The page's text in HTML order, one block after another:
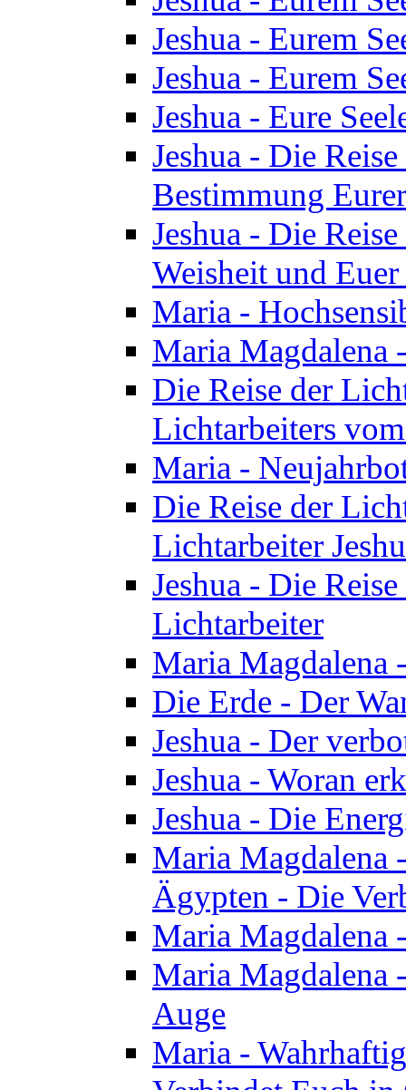
Jeshua - Eurem
Jeshua - Eurem
Jeshua - Eure
Jeshua - Die
Bestimmung
Jeshua - Die
Weisheit und
Maria -
Maria Magdalena
Die Reise der
Lichtarbeiters
Maria -
Die Reise der
Lichtarbeiter
Jeshua - Die
Lichtarbeiter
Maria Magdalena
Die Erde - Der
Jeshua - Der
Jeshua - Woran
Jeshua - Die
Maria Magdalena
Ägypten - Die
Maria Magdalena
Maria Magdalena
Auge
Maria -